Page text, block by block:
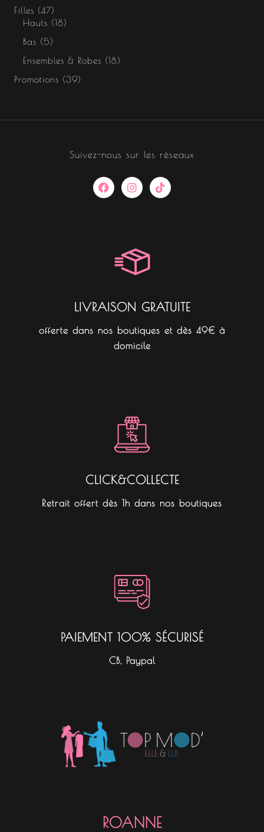
Filles
47
Hauts
18
Bas
5
Ensembles & Robes
18
Promotions
39
Suivez-nous sur les réseaux
F
a
I
n
a
m
T
i
LIVRAISON GRATUITE
offerte dans nos boutiques et dès 49€ à
domicile
CLICK&COLLECTE
Retrait offert dès 1h dans nos boutiques
PAIEMENT 100% SÉCURISÉ
CB, Paypal
ROANNE